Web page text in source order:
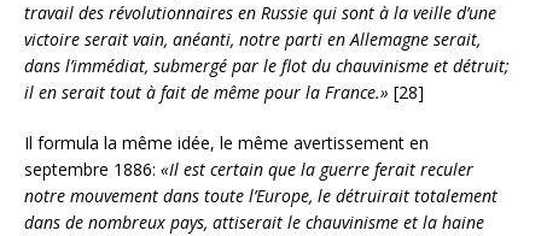
travail des révolutionnaires en Russie qui sont à la veille d’une
victoire serait vain, anéanti, notre parti en Allemagne serait,
dans l’immédiat, submergé par le flot du chauvinisme et détruit;
il en serait tout à fait de même pour la France.» [28]
Il formula la même idée, le même avertissement en
septembre 1886: «Il est certain que la guerre ferait reculer
notre mouvement dans toute l’Europe, le détruirait totalement
dans de nombreux pays, attiserait le chauvinisme et la haine